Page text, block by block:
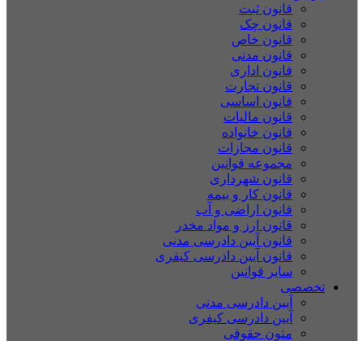
قانون ثبت
قانون چک
قانون خاص
قانون مدنی
قانون اداری
قانون تجارت
قانون اساسی
قانون مالیات
قانون خانواده
قانون مجازات
مجموعه قوانین
قانون شهرداری
قانون کار و بیمه
قانون اراضی و آب
قانون ارز و مواد مخدر
قانون آیین دادرسی مدنی
قانون آیین دادرسی کیفری
سایر قوانین
تخصصی
آیین دادرسی مدنی
آیین دادرسی کیفری
متون حقوقی